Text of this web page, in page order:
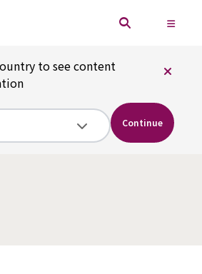
to see content
Continue